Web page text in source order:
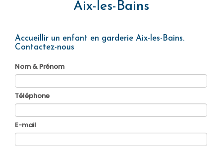
Aix-les-Bains
Accueillir un enfant en garderie Aix-les-Bains.
Contactez-nous
Nom & Prénom
Téléphone
E-mail